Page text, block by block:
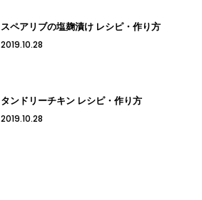
スペアリブの塩麹漬け レシピ・作り方
2019.10.28
タンドリーチキン レシピ・作り方
2019.10.28